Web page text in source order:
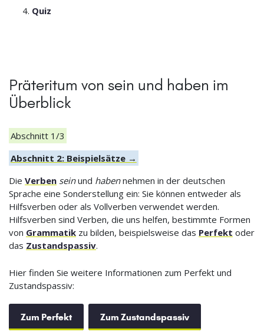
Quiz
Präteritum von sein und haben im
Überblick
Abschnitt 1/3
Abschnitt 2: Beispielsätze →
Die Verben seinund habennehmen in der deutschen
Sprache eine Sonderstellung ein: Sie können entweder als
Hilfsverben oder als Vollverben verwendet werden.
Hilfsverben sind Verben, die uns helfen, bestimmte Formen
von Grammatik zu bilden, beispielsweise das Perfekt oder
das Zustandspassiv.
Hier finden Sie weitere Informationen zum Perfekt und
Zustandspassiv:
Zum Perfekt Zum Zustandspassiv